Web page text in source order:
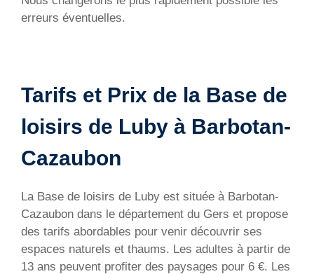
erreurs éventuelles.
Tarifs et Prix de la Base de
loisirs de Luby à Barbotan-
Cazaubon
La Base de loisirs de Luby est située à Barbotan-
Cazaubon dans le département du Gers et propose
des tarifs abordables pour venir découvrir ses
espaces naturels et thaums. Les adultes à partir de
13 ans peuvent profiter des paysages pour 6 €. Les